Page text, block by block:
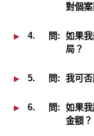
對個
4. 問: 如果
局？
5. 問: 我可
6. 問: 如果
金額？